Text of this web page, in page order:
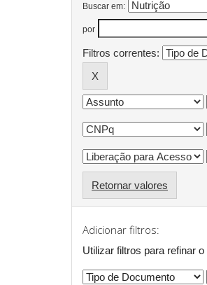
Buscar em:
por
Filtros correntes:
Retornar valores
Adicionar filtros:
Utilizar filtros para refinar